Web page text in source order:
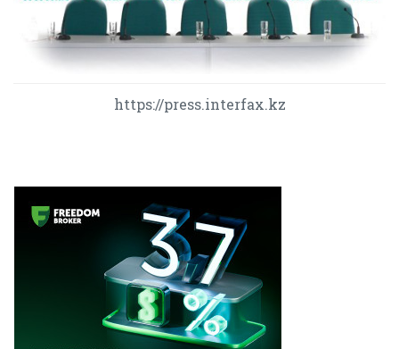
https://press.interfax.kz